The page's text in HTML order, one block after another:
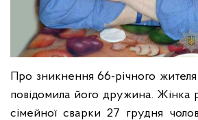
Про зникнення 66-річного
повідомила його дружина. Жінка
сімейної сварки 27 грудня